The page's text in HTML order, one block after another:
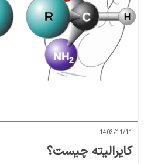
1403/11/11
کایرالیته چیست؟